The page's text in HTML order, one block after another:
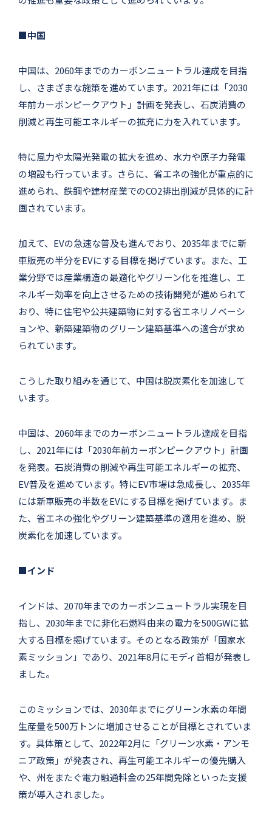
■中国
中国は、2060年までのカーボンニュートラル達成を目指
し、さまざまな施策を進めています。2021年には「2030
年前カーボンピークアウト」計画を発表し、石炭消費の
削減と再生可能エネルギーの拡充に力を入れています。
特に風力や太陽光発電の拡大を進め、水力や原子力発電
の増設も行っています。さらに、省エネの強化が重点的に
進められ、鉄鋼や建材産業でのCO2排出削減が具体的に計
画されています。
加えて、EVの急速な普及も進んでおり、2035年までに新
車販売の半分をEVにする目標を掲げています。また、工
業分野では産業構造の最適化やグリーン化を推進し、エ
ネルギー効率を向上させるための技術開発が進められて
おり、特に住宅や公共建築物に対する省エネリノベーシ
ョンや、新築建築物のグリーン建築基準への適合が求め
られています。
こうした取り組みを通じて、中国は脱炭素化を加速して
います。
中国は、2060年までのカーボンニュートラル達成を目指
し、2021年には「2030年前カーボンピークアウト」計画
を発表。石炭消費の削減や再生可能エネルギーの拡充、
EV普及を進めています。特にEV市場は急成長し、2035年
には新車販売の半数をEVにする目標を掲げています。ま
た、省エネの強化やグリーン建築基準の適用を進め、脱
炭素化を加速しています。
■インド
インドは、2070年までのカーボンニュートラル実現を目
指し、2030年までに非化石燃料由来の電力を500GWに拡
大する目標を掲げています。そのとなる政策が「国家水
素ミッション」であり、2021年8月にモディ首相が発表し
ました。
このミッションでは、2030年までにグリーン水素の年間
生産量を500万トンに増加させることが目標とされていま
す。具体策として、2022年2月に「グリーン水素・アンモ
ニア政策」が発表され、再生可能エネルギーの優先購入
や、州をまたぐ電力融通料金の25年間免除といった支援
策が導入されました。